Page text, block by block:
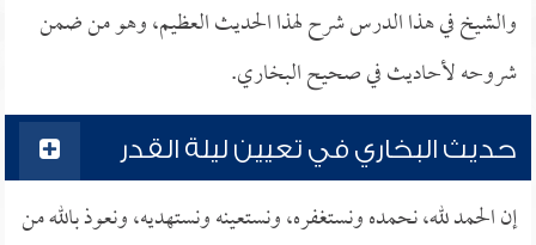
والشيخ في هذا الدرس شرح لهذا الحديث العظيم، وهو من ضمن
شروحه لأحاديث في صحيح البخاري.
حديث البخاري في تعيين ليلة القدر
إن الحمد لله، نحمده ونستغفره، ونستعينه ونستهديه، ونعوذ بالله من